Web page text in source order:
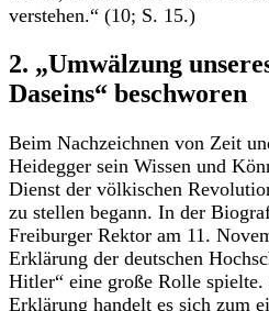
verstehen.“ (10; S. 15.)
2. „Umwälzung
Daseins“ beschworen
Beim Nachzeichnen von Zeit
Heidegger sein Wissen und
Dienst der völkischen
zu stellen begann. In der
Freiburger Rektor am 11.
Erklärung der deutschen
Hitler“ eine große Rolle
Erklärung handelt es sich zum